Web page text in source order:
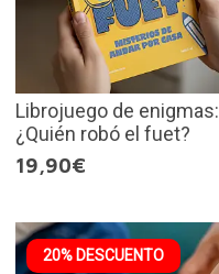
Librojuego de enigmas:
¿Quién robó el fuet?
19,90€
20% DESCUENTO